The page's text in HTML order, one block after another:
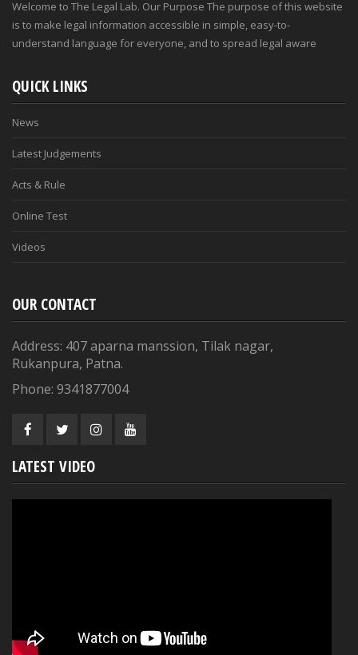
Welcome to The Legal Lab. Our Purpose The purpose of this website
is to make legal information accessible in simple, easy-to-
understand language for everyone, and to spread legal aware
QUICK LINKS
News
Latest Judgements
Acts & Rule
Online Test
Videos
OUR CONTACT
Address: 407 aparna manssion, Tilak nagar,
Rukanpura, Patna.
Phone: 9341877004
LATEST VIDEO